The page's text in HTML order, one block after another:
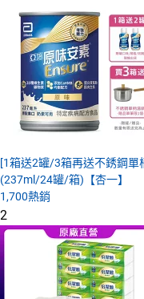
[1箱送2罐/3箱再送不銹鋼單
(237ml/24罐/箱)【杏一】
1,700熱銷
2